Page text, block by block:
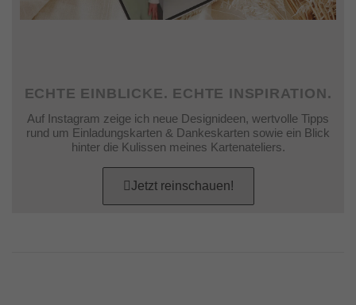
ECHTE EINBLICKE. ECHTE INSPIRATION.
Auf Instagram zeige ich neue Designideen, wertvolle Tipps
rund um Einladungskarten & Dankeskarten sowie ein Blick
hinter die Kulissen meines Kartenateliers.
Jetzt reinschauen!